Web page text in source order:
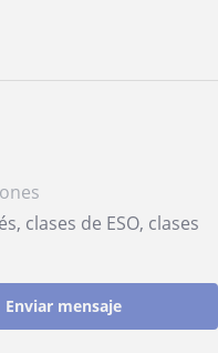
clases de ESO, clases
Enviar mensaje